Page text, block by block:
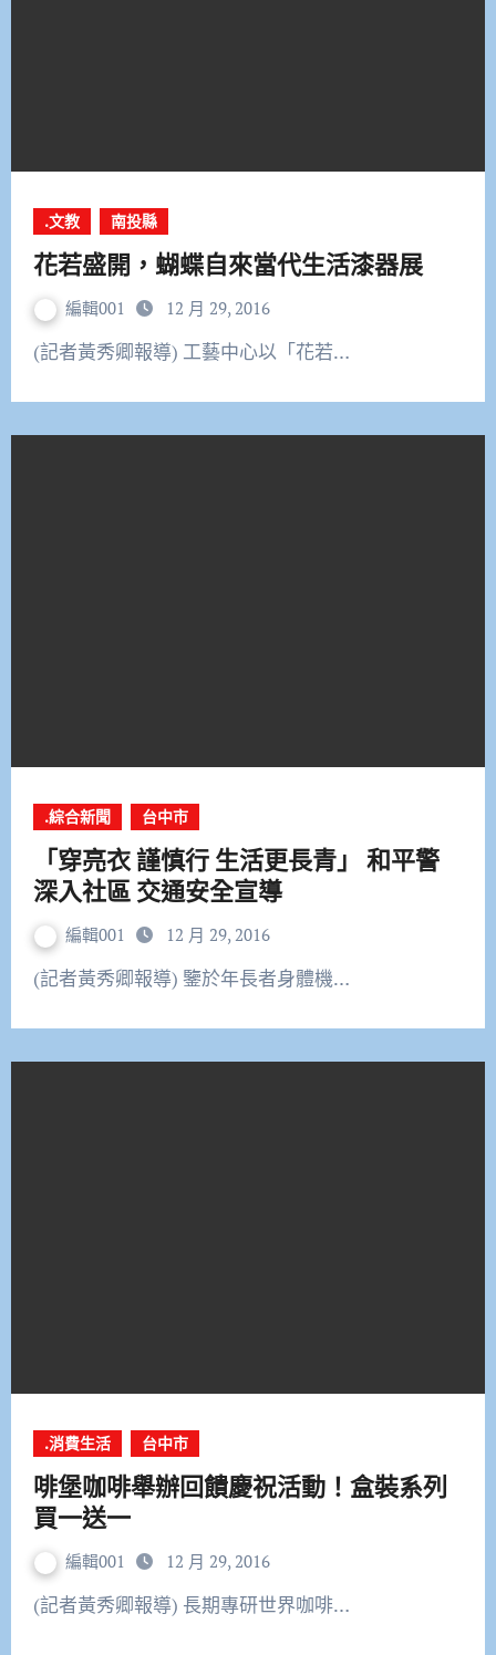
.文教 南投縣
花若盛開，蝴蝶自來當代生活漆器展
編輯001 12 月 29, 2016
(記者黃秀卿報導) 工藝中心以「花若…
.綜合新聞 台中市
「穿亮衣 謹慎行 生活更長青」 和平警
深入社區 交通安全宣導
編輯001 12 月 29, 2016
(記者黃秀卿報導) 鑒於年長者身體機…
.消費生活 台中市
啡堡咖啡舉辦回饋慶祝活動！盒裝系列
買一送一
編輯001 12 月 29, 2016
(記者黃秀卿報導) 長期專研世界咖啡…